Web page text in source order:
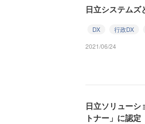
日立システムズ
DX 行政DX
2021/06/24
日立ソリューシ
トナー」に認定